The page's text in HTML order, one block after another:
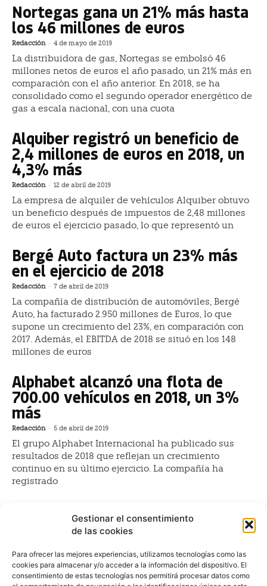
Gestionar el consentimiento
de las cookies
Para ofrecer las mejores experiencias, utilizamos tecnologías como las
cookies para almacenar y/o acceder a la información del dispositivo. El
consentimiento de estas tecnologías nos permitirá procesar datos como
Nortegas gana un 21% más hasta
los 46 millones de euros
Redacción - 4 de mayo de 2019
La distribuidora de gas, Nortegas se embolsó 46
millones netos de euros el año pasado, un 21% más en
comparación con el año anterior. En 2018, se ha
consolidado como el segundo operador energético de
gas a escala nacional, con una cuota
Alquiber registró un beneficio de
2,4 millones de euros en 2018, un
4,3% más
Redacción - 12 de abril de 2019
La empresa de alquiler de vehículos Alquiber obtuvo
un beneficio después de impuestos de 2,48 millones
de euros el ejercicio pasado, lo que representó un
Bergé Auto factura un 23% más
en el ejercicio de 2018
Redacción - 7 de abril de 2019
La compañía de distribución de automóviles, Bergé
Auto, ha facturado 2.950 millones de Euros, lo que
supone un crecimiento del 23%, en comparación con
2017. Además, el EBITDA de 2018 se situó en los 148
millones de euros
Alphabet alcanzó una flota de
700.00 vehículos en 2018, un 3%
más
Redacción - 5 de abril de 2019
El grupo Alphabet Internacional ha publicado sus
resultados de 2018 que reflejan un crecimiento
continuo en su último ejercicio. La compañía ha
registrado
Arval obtuvo un crecimiento
orgánico del 8,2% en 2018
La compañía de soluciones integrales de renting
Arval incrementó su crecimiento orgánico en 2018 un
8,2%, hasta los 1.193.910 vehículos de flota financiada